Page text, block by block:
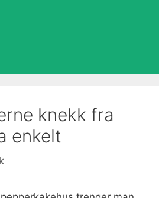
knekk fra
enkelt